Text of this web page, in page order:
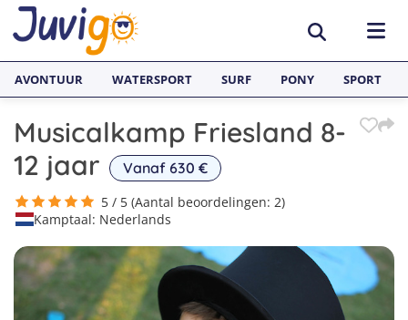
ACTIVITEITEN
Avonturenkampen
Zeilkampen
Watersportkampen
Game Kampen
Nederland
België
Spanje
TAALVAKANTIES
Taalreizen van Juvigo
Taalkampen Engels
SURFKAMPEN
Surfkampen Nederland
JONGERENREIZEN
AVONTUUR WATERSPORT SURF PONY SPORT
Musicalkamp Friesland 8-
12 jaar
Vanaf 630 €
5 / 5 (Aantal beoordelingen: 2)
Kamptaal: Nederlands